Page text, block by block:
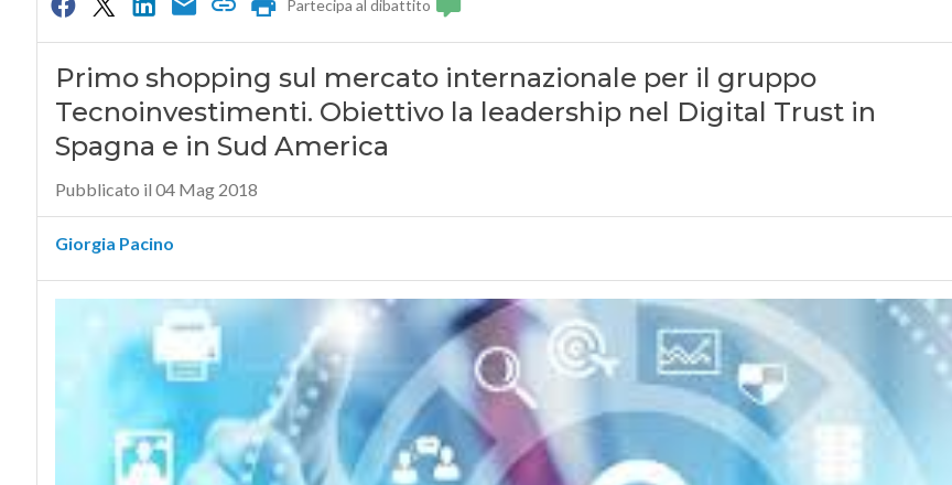
Partecipa al dibattito
Primo shopping sul mercato internazionale per il gruppo
Tecnoinvestimenti. Obiettivo la leadership nel Digital Trust in
Spagna e in Sud America
Pubblicato il 04 Mag 2018
Giorgia Pacino